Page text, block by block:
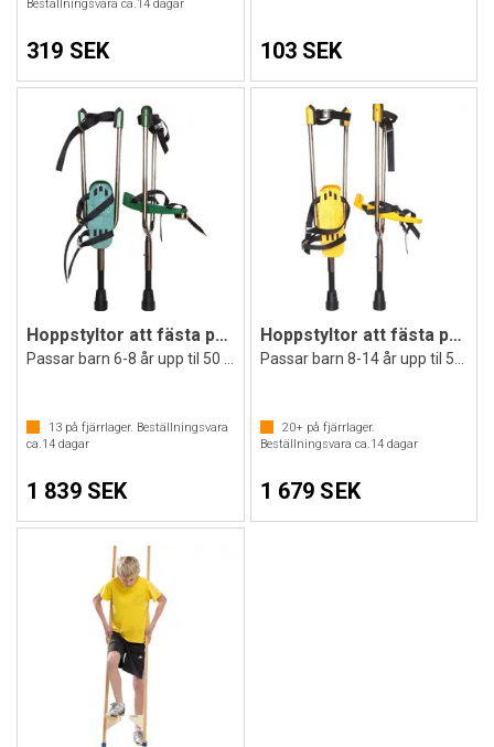
Beställningsvara ca.14 dagar
319 SEK 103 SEK
Hoppstyltor att fästa på benen Grön
13 på fjärrlager. Beställningsvara
ca.14 dagar
1 839 SEK
Hoppstyltor att fästa på benen Gul
20+på fjärrlager.
Beställningsvara ca.14dagar
1 679 SEK